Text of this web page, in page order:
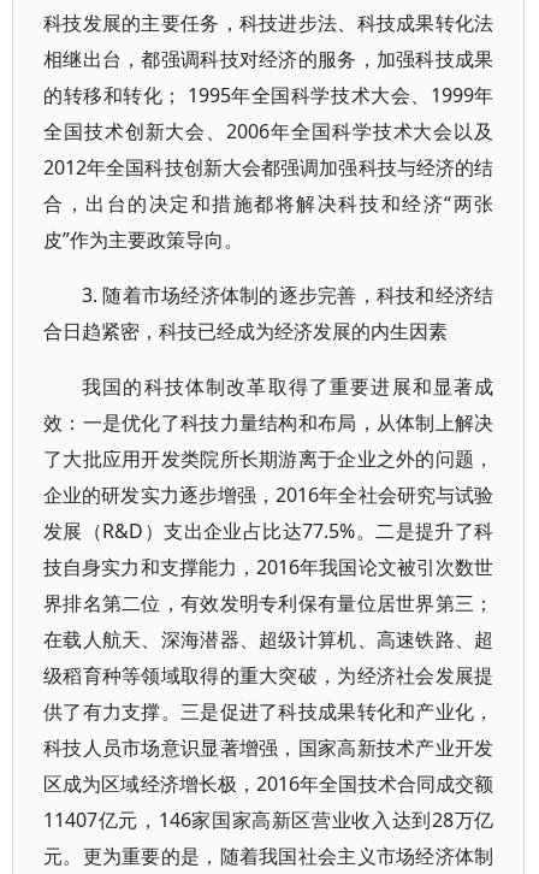
科技发展的主要任务，科技进步法、科技成果转化法
相继出台，都强调科技对经济的服务，加强科技成果
的转移和转化； 1995年全国科学技术大会、1999年
全国技术创新大会、2006年全国科学技术大会以及
2012年全国科技创新大会都强调加强科技与经济的结
合，出台的决定和措施都将解决科技和经济“两张
皮”作为主要政策导向。
3. 随着市场经济体制的逐步完善，科技和经济结
合日趋紧密，科技已经成为经济发展的内生因素
我国的科技体制改革取得了重要进展和显著成
效：一是优化了科技力量结构和布局，从体制上解决
了大批应用开发类院所长期游离于企业之外的问题，
企业的研发实力逐步增强，2016年全社会研究与试验
发展（R&D）支出企业占比达77.5%。二是提升了科
技自身实力和支撑能力，2016年我国论文被引次数世
界排名第二位，有效发明专利保有量位居世界第三；
在载人航天、深海潜器、超级计算机、高速铁路、超
级稻育种等领域取得的重大突破，为经济社会发展提
供了有力支撑。三是促进了科技成果转化和产业化，
科技人员市场意识显著增强，国家高新技术产业开发
区成为区域经济增长极，2016年全国技术合同成交额
11407亿元，146家国家高新区营业收入达到28万亿
元。更为重要的是，随着我国社会主义市场经济体制